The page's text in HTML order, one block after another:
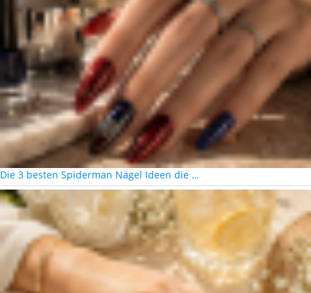
Die 3 besten Spiderman Nägel Ideen die …